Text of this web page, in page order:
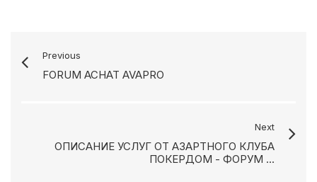
Previous
FORUM ACHAT AVAPRO
Next
ОПИСАНИЕ УСЛУГ ОТ АЗАРТНОГО КЛУБА
ПОКЕРДОМ - ФОРУМ ...